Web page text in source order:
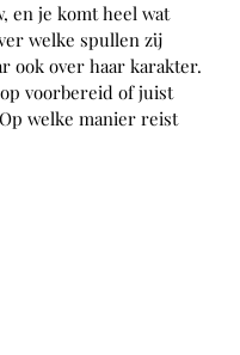
en je komt heel wat
welke spullen zij
ook over haar karakter.
voorbereid of juist
welke manier reist